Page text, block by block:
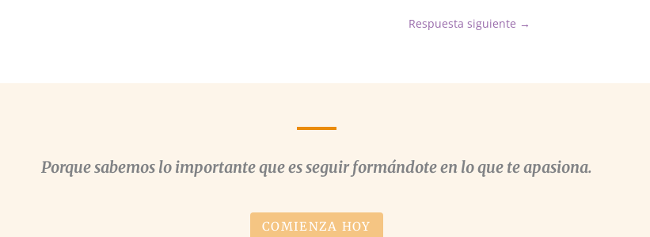
Respuesta siguiente →
Porque sabemos lo importante que es seguir formándote en lo que te apasiona.
COMIENZA HOY